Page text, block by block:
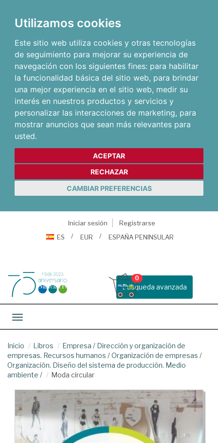
Utilizamos cookies
Este sitio web utiliza cookies y otras tecnologías
de seguimiento para mejorar su experiencia de
navegación con los siguientes fines: para habilitar
la funcionalidad básica del sitio web, para brindar
una mejor experiencia en el sitio web, medir su
interés en nuestros productos y servicios y
personalizar las interacciones de marketing, para
mostrar anuncios que sean más relevantes para
usted.
ACEPTAR
RECHAZAR
CAMBIAR PREFERENCIAS
Iniciar sesión
Registrarse
ES
EUR ESPAÑA PENINSULAR
Busqueda avanzada
0
Toggle navigation
Inicio Libros Empresa / Dirección y organización de
empresas. Recursos humanos /Organización de empresas /
Organización. Diseño del sistema de producción. Medio
ambiente / Moda circular